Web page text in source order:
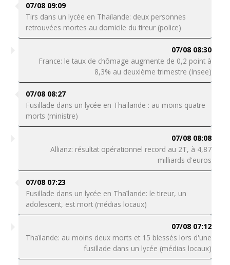
07/08 09:09
Tirs dans un lycée en Thaïlande: deux personnes
retrouvées mortes au domicile du tireur (police)
07/08 08:30
France: le taux de chômage augmente de 0,2 point à
8,3% au deuxième trimestre (Insee)
07/08 08:27
Fusillade dans un lycée en Thaïlande : au moins quatre
morts (ministre)
07/08 08:08
Allianz: résultat opérationnel record au 2T, à 4,87
milliards d'euros
07/08 07:23
Fusillade dans un lycée en Thaïlande: le tireur, un
adolescent, est mort (médias locaux)
07/08 07:12
Thaïlande: au moins deux morts et 15 blessés lors d'une
fusillade dans un lycée (médias locaux)